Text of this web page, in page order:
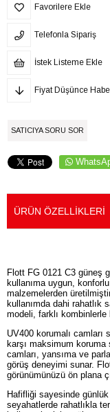
Favorilere Ekle
Telefonla Sipariş
İstek Listeme Ekle
Fiyat Düşünce
SATICIYA SORU SOR
ÜRÜN ÖZELLIKLERI
Flott FG 0121 C3 güneş
kullanıma uygun,
malzemelerden
kullanımda dahi rahatlık
modeli, farklı
UV400 korumalı camları
karşı maksimum koruma
camları, yansıma ve
görüş deneyimi sunar.
görünümünüzü ön plana
Hafifliği sayesinde
seyahatlerde rahatlıkla